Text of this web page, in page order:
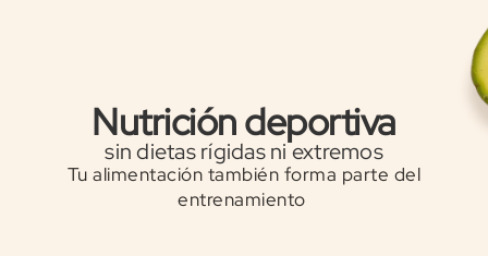
Nutrición deportiva
sin dietas rígidas ni extremos
Tu alimentación también forma parte del
entrenamiento